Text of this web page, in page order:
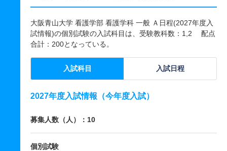
大阪青山大学 看護学部 看護学科 一般 Ａ日程(2027年度入
試情報)の個別試験の入試科目は、受験教科数：1,2 配点
合計：200となっている。
入試科目 入試日程
2027年度入試情報（今年度入試）
募集人数（人）：10
個別試験